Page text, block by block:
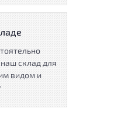
склад для
видом и